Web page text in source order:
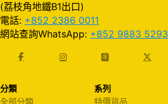
(荔枝角地鐵B1出口)
電話: +852 2386 0011
網站查詢WhatsApp: +852 9883 5293
分類
全部分類
系列
特價貨品